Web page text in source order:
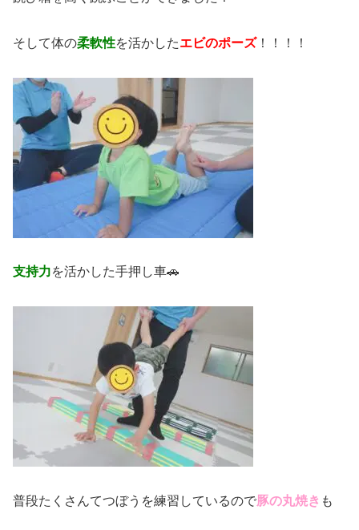
そして体の柔軟性を活かしたエビのポーズ！！！！
支持力を活かした手押し車🚗
普段たくさんてつぼうを練習しているので豚の丸焼き も